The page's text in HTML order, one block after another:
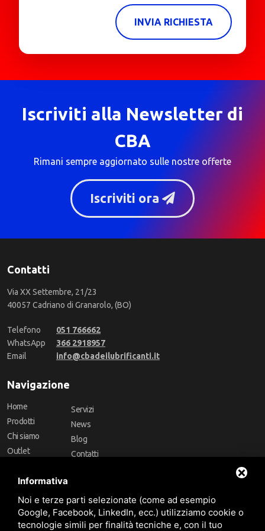
INVIA RICHIESTA
Iscriviti alla Newsletter di
CBA
Rimani sempre aggiornato sulle nostre offerte
Iscriviti ora
Contatti
Via XX Settembre, 21/23
40057 Cadriano di Granarolo, (BO)
Telefono
051 766662
WhatsApp
366 2918957
Email
info@cbadeilubrificanti.it
Navigazione
Home
Prodotti
Chi siamo
Outlet
Marchi
Servizi
News
Blog
Contatti
Follow Us
Informativa
Noi e terze parti selezionate (come ad esempio
Google, Facebook, LinkedIn, ecc.) utilizziamo cookie o
tecnologie simili per finalità tecniche e, con il tuo